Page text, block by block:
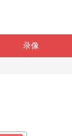
录像